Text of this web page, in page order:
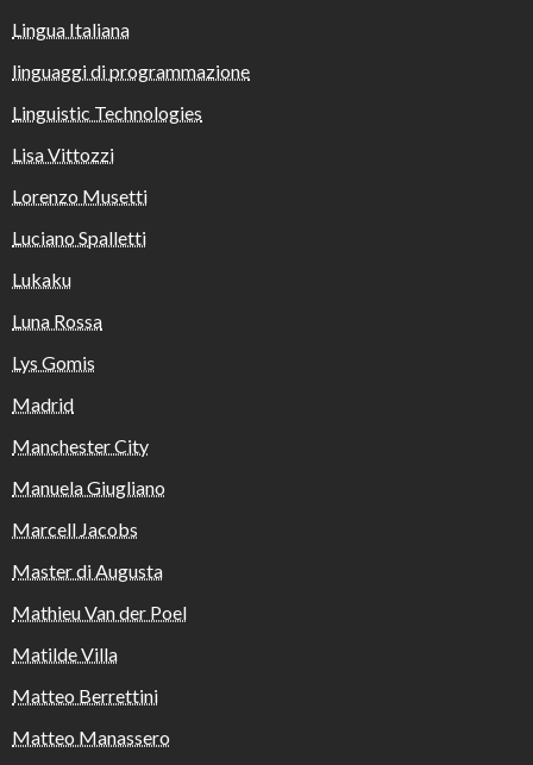
Lingua Italiana
linguaggi di programmazione
Linguistic Technologies
Lisa Vittozzi
Lorenzo Musetti
Luciano Spalletti
Lukaku
Luna Rossa
Lys Gomis
Madrid
Manchester City
Manuela Giugliano
Marcell Jacobs
Master di Augusta
Mathieu Van der Poel
Matilde Villa
Matteo Berrettini
Matteo Manassero